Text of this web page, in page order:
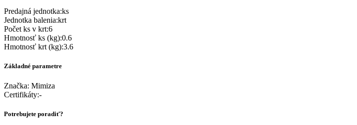
Predajná jednotka:ks
Jednotka balenia:krt
Počet ks v krt:6
Hmotnosť ks (kg):0.6
Hmotnosť krt (kg):3.6
Základné parametre
Značka: Mimiza
Certifikáty:-
Potrebujete poradiť?